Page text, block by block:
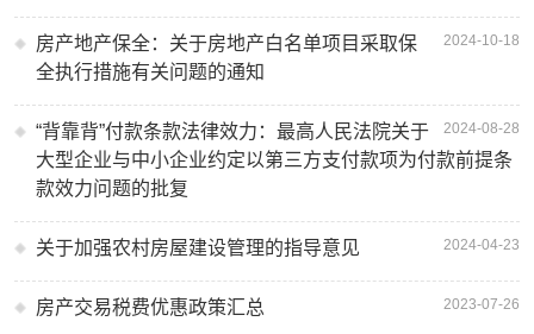
2024-10-18
房产地产保全：关于房地产白名单项目采取保
全执行措施有关问题的通知
2024-08-28
“背靠背”付款条款法律效力：最高人民法院关于
大型企业与中小企业约定以第三方支付款项为付款前提条
款效力问题的批复
2024-04-23
关于加强农村房屋建设管理的指导意见
2023-07-26
房产交易税费优惠政策汇总